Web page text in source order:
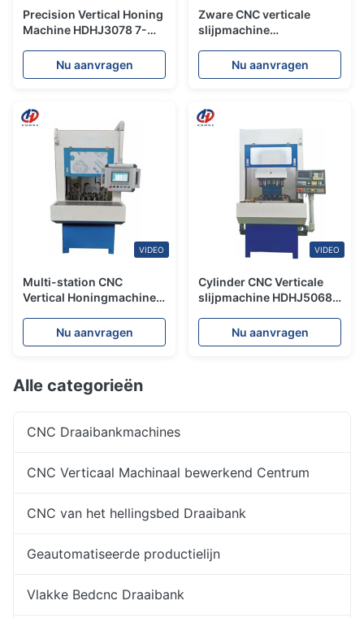
Precision Vertical Honing
Machine HDHJ3078 7-
Bewerking Honing
Machine
Nu aanvragen
Zware CNC verticale
slijpmachine
Machining Multiplex
sequentiële slijpmachine
Nu aanvragen
VIDEO
Multi-station CNC
Vertical Honingmachine
Cilinder Automotive
Honingmachine
Nu aanvragen
VIDEO
Cylinder CNC Verticale
slijpmachine HDHJ5068
Interne slijpmachine
Nu aanvragen
Alle categorieën
CNC Draaibankmachines
CNC Verticaal Machinaal bewerkend Centrum
CNC van het hellingsbed Draaibank
Geautomatiseerde productielijn
Vlakke Bedcnc Draaibank